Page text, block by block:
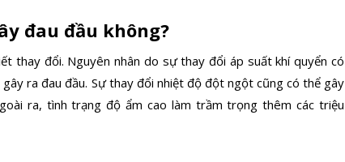
đau đầu không?
thay đổi. Nguyên nhân do sự thay đổi áp suất khí quyển có
ra đau đầu. Sự thay đổi nhiệt độ đột ngột cũng có thể gây
ra, tình trạng độ ẩm cao làm trầm trọng thêm các triệu